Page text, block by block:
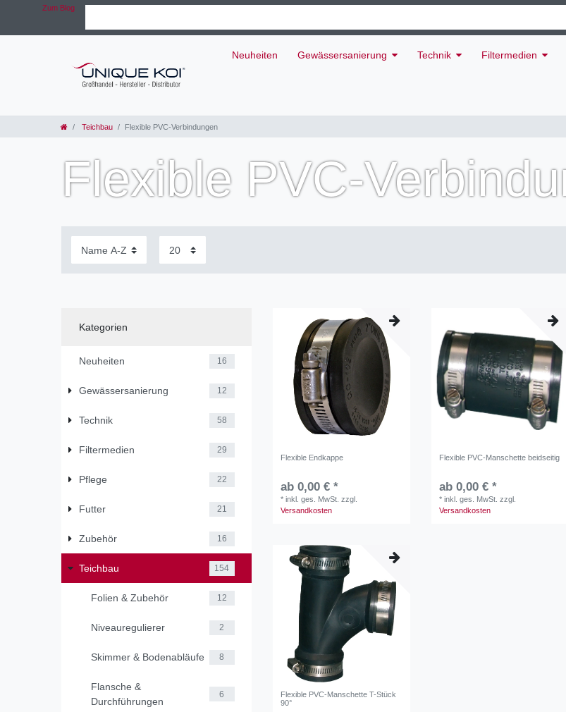
Zum Blog
Neuheiten Gewässersanierung Technik Filtermedien
Teichbau Flexible PVC-Verbindungen
Flexible PVC-
Kategorien
Neuheiten 16
Gewässersanierung 12
Technik 58
Filtermedien 29
Pflege 22
Futter 21
Zubehör 16
Teichbau 154
Folien & Zubehör 12
Niveauregulierer 2
Skimmer & Bodenabläufe 8
Flansche &
Durchführungen
6
Flexible Endkappe
ab 0,00 € *
*inkl. ges. MwSt. zzgl.
Versandkosten
Flexible PVC-Manschette beidseitig
ab 0,00 € *
*inkl. ges. MwSt. zzgl.
Versandkosten
Flexible PVC-Manschette T-Stück
90°